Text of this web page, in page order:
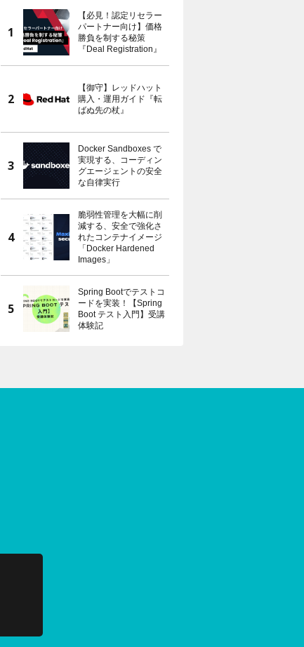
【必見！認定リセラー
パートナー向け】価格
勝負を制する秘策
『Deal Registration』
【御守】レッドハット
購入・運用ガイド『転
ばぬ先の杖』
Docker Sandboxes で
実現する、コーディン
グエージェントの安全
な自律実行
脆弱性管理を大幅に削
減する、安全で強化さ
れたコンテナイメージ
「Docker Hardened
Images」
Spring Bootでテストコ
ードを実装！【Spring
Boot テスト入門】受講
体験記